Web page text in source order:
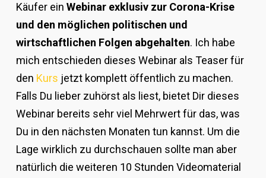
Käufer ein Webinar exklusiv zur Corona-Krise
und den möglichen politischen und
wirtschaftlichen Folgen abgehalten. Ich habe
mich entschieden dieses Webinar als Teaser für
den Kurs jetzt komplett öffentlich zu machen.
Falls Du lieber zuhörst als liest, bietet Dir dieses
Webinar bereits sehr viel Mehrwert für das, was
Du in den nächsten Monaten tun kannst. Um die
Lage wirklich zu durchschauen sollte man aber
natürlich die weiteren 10 Stunden Videomaterial